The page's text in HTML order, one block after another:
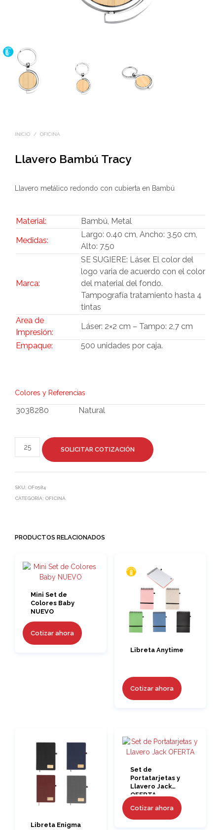
INICIO / OFICINA
Llavero Bambú Tracy
Llavero metálico redondo con cubierta en Bambú
Material: Bambú, Metal
Medidas:
Largo: 0.40 cm, Ancho: 3.50 cm,
Alto: 7.50
Marca:
SE SUGIERE: Láser. El color del
logo varia de acuerdo con el color
del material del fondo.
Tampografía tratamiento hasta 4
tintas
Area de
Impresión:
Láser: 2×2 cm – Tampo: 2,7 cm
Empaque: 500 unidades por caja.
Colores y Referencias
3038280 Natural
SOLICITAR COTIZACIÓN
SKU: OF0584
CATEGORÍA: OFICINA
PRODUCTOS RELACIONADOS
Mini Set de
Colores Baby
NUEVO
Cotizar ahora
Libreta Anytime
Cotizar ahora
Libreta Enigma
Set de
Portatarjetas y
Llavero Jack
OFERTA
Cotizar ahora